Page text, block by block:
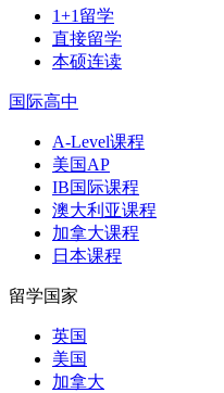
1+1留学
直接留学
本硕连读
国际高中
A-Level课程
美国AP
IB国际课程
澳大利亚课程
加拿大课程
日本课程
留学国家
英国
美国
加拿大